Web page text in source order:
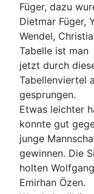
Füger, dazu
Dietmar Füger,
Wendel,
Tabelle ist man
jetzt durch
Tabellenviertel
gesprungen.
Etwas leichter
konnte gut
junge
gewinnen. Die
holten
Emirhan Özen.